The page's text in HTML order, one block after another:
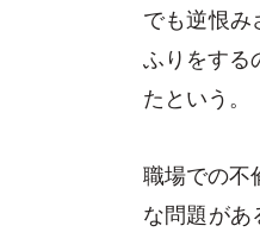
でも逆恨
ふりをする
たという。
職場での不
な問題があ